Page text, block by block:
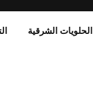
الحلويات الشرقية